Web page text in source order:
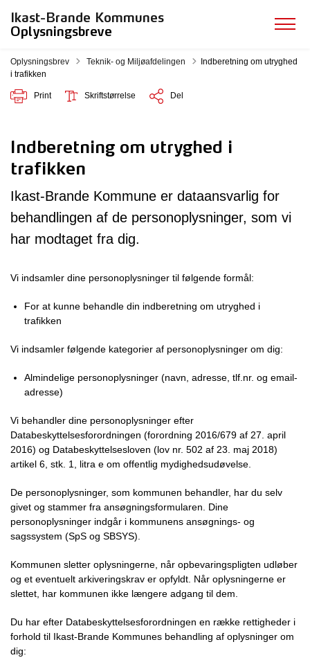
Ikast-Brande Kommunes
Oplysningsbreve
Oplysningsbrev Tilbage til
Teknik- og Miljøafdelingen
Indberetning om utryghed
i trafikken
Print Skriftstørrelse Del
Indberetning om utryghed i
trafikken
Ikast-Brande Kommune er dataansvarlig for
behandlingen af de personoplysninger, som vi
har modtaget fra dig.
Vi indsamler dine personoplysninger til følgende formål:
For at kunne behandle din indberetning om utryghed i
trafikken
Vi indsamler følgende kategorier af personoplysninger om dig:
Almindelige personoplysninger (navn, adresse, tlf.nr. og email-
adresse)
Vi behandler dine personoplysninger efter
Databeskyttelsesforordningen (forordning 2016/679 af 27. april
2016) og Databeskyttelsesloven (lov nr. 502 af 23. maj 2018)
artikel 6, stk. 1, litra e om offentlig mydighedsudøvelse.
De personoplysninger, som kommunen behandler, har du selv
givet og stammer fra ansøgningsformularen. Dine
personoplysninger indgår i kommunens ansøgnings- og
sagssystem (SpS og SBSYS).
Kommunen sletter oplysningerne, når opbevaringspligten udløber
og et eventuelt arkiveringskrav er opfyldt. Når oplysningerne er
slettet, har kommunen ikke længere adgang til dem.
Du har efter Databeskyttelsesforordningen en række rettigheder i
forhold til Ikast-Brande Kommunes behandling af oplysninger om
dig: